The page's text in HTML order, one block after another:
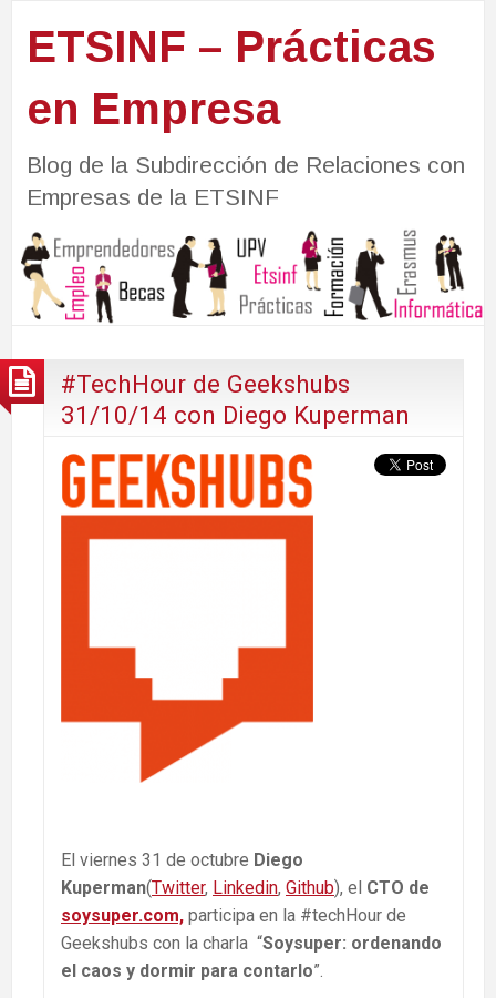
ETSINF – Prácticas
en Empresa
Blog de la Subdirección de Relaciones con
Empresas de la ETSINF
#TechHour de Geekshubs
31/10/14 con Diego Kuperman
El viernes 31 de octubre Diego
Kuperman(Twitter, Linkedin, Github), el CTO de
soysuper.com, participa en la #techHour de
Geekshubs con la charla “Soysuper: ordenando
el caos y dormir para contarlo”.